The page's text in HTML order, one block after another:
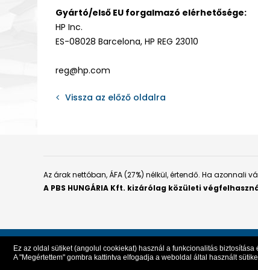
Ez az oldal sütiket (angolul cookiekat) használ a funkcionalitás
A "Megértettem" gombra kattintva elfogadja a weboldal által használt
Gyártó/első EU forgalmazó elérhetősége:
HP Inc.
ES-08028 Barcelona, HP REG 23010
reg@hp.com
Vissza az előző oldalra
Az árak nettóban, ÁFA (27%) nélkül, értendő. Ha
A PBS HUNGÁRIA Kft. kizárólag közületi
Copyright 2026 PBS HUNGÁRIA Kft. Minden jog fenntartva.